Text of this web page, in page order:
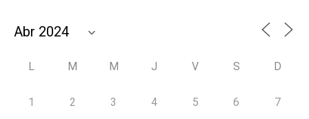
L M M J V S D
1 2 3 4 5 6 7